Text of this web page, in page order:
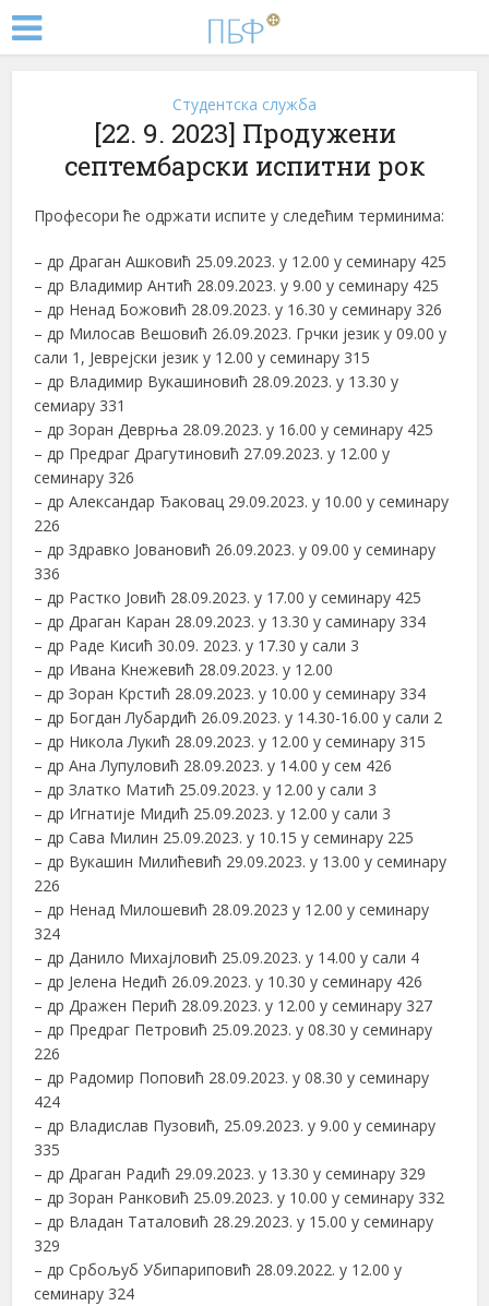
Студентска служба
[22. 9. 2023] Продужени
септембарски испитни рок
Професори ће одржати испите у следећим терминима:
– др Драган Ашковић 25.09.2023. у 12.00 у семинару 425
– др Владимир Антић 28.09.2023. у 9.00 у семинару 425
– др Ненад Божовић 28.09.2023. у 16.30 у семинару 326
– др Милосав Вешовић 26.09.2023. Грчки језик у 09.00 у
сали 1, Јеврејски језик у 12.00 у семинару 315
– др Владимир Вукашиновић 28.09.2023. у 13.30 у
семиару 331
– др Зоран Деврња 28.09.2023. у 16.00 у семинару 425
– др Предраг Драгутиновић 27.09.2023. у 12.00 у
семинару 326
– др Александар Ђаковац 29.09.2023. у 10.00 у семинару
226
– др Здравко Јовановић 26.09.2023. у 09.00 у семинару
336
– др Растко Јовић 28.09.2023. у 17.00 у семинару 425
– др Драган Каран 28.09.2023. у 13.30 у саминару 334
– др Раде Кисић 30.09. 2023. у 17.30 у сали 3
– др Ивана Кнежевић 28.09.2023. у 12.00
– др Зоран Крстић 28.09.2023. у 10.00 у семинару 334
– др Богдан Лубардић 26.09.2023. у 14.30-16.00 у сали 2
– др Никола Лукић 28.09.2023. у 12.00 у семинару 315
– др Ана Лупуловић 28.09.2023. у 14.00 у сем 426
– др Златко Матић 25.09.2023. у 12.00 у сали 3
– др Игнатије Мидић 25.09.2023. у 12.00 у сали 3
– др Сава Милин 25.09.2023. у 10.15 у семинару 225
– др Вукашин Милићевић 29.09.2023. у 13.00 у семинару
226
– др Ненад Милошевић 28.09.2023 у 12.00 у семинару
324
– др Данило Михајловић 25.09.2023. у 14.00 у сали 4
– др Јелена Недић 26.09.2023. у 10.30 у семинару 426
– др Дражен Перић 28.09.2023. у 12.00 у семинару 327
– др Предраг Петровић 25.09.2023. у 08.30 у семинару
226
– др Радомир Поповић 28.09.2023. у 08.30 у семинару
424
– др Владислав Пузовић, 25.09.2023. у 9.00 у семинару
335
– др Драган Радић 29.09.2023. у 13.30 у семинару 329
– др Зоран Ранковић 25.09.2023. у 10.00 у семинару 332
– др Владан Таталовић 28.29.2023. у 15.00 у семинару
329
– др Србољуб Убипариповић 28.09.2022. у 12.00 у
семинару 324